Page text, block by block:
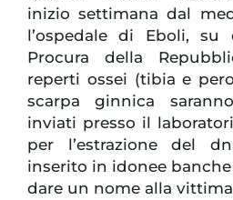
inizio settimana dal
l’ospedale di Eboli, su
Procura della
reperti ossei (tibia e
scarpa ginnica
inviati presso il
per l’estrazione del
inserito in idonee
dare un nome alla